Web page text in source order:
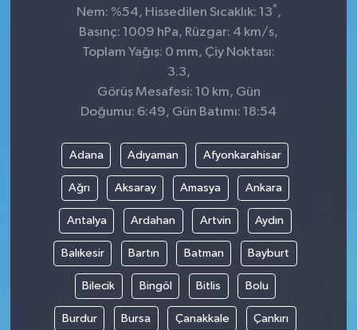
Nem: %54, Hissedilen Sıcaklık: 13° ,
Basınç: 1009 hPa, Rüzgar: 4 km/s,
Toplam Yağış: 0 mm, Çiy Noktası:
3.3,
Görüş Mesafesi: 10 km, Gün
Doğumu: 6:49, Gün Batımı: 18:54
Adana Adıyaman Afyonkarahisar
Ağrı Aksaray Amasya Ankara
Antalya Ardahan Artvin Aydın
Balıkesir Bartın Batman Bayburt
Bilecik Bingöl Bitlis Bolu
Burdur Bursa Çanakkale Çankırı